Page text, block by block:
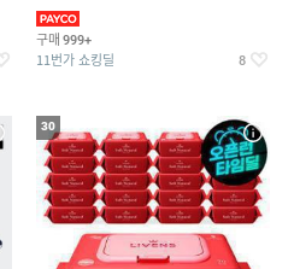
구매 999+
11번가 쇼킹딜 8
30